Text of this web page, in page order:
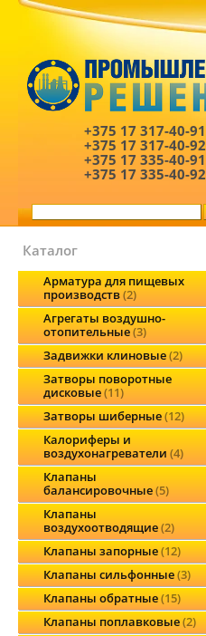
+375 17 317-40-91
+375 17 317-40-92
+375 17 335-40-91
+375 17 335-40-92
Каталог
Арматура для пищевых
производств 2
Агрегаты воздушно-
отопительные 3
Задвижки клиновые 2
Затворы поворотные
дисковые 11
Затворы шиберные 12
Калориферы и
воздухонагреватели 4
Клапаны
балансировочные 5
Клапаны
воздухоотводящие 2
Клапаны запорные 12
Клапаны сильфонные 3
Клапаны обратные 15
Клапаны поплавковые 2